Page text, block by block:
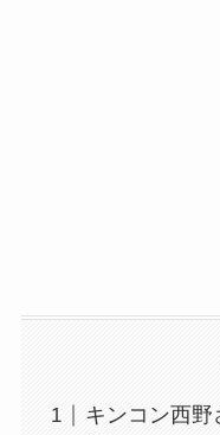
キンコン西